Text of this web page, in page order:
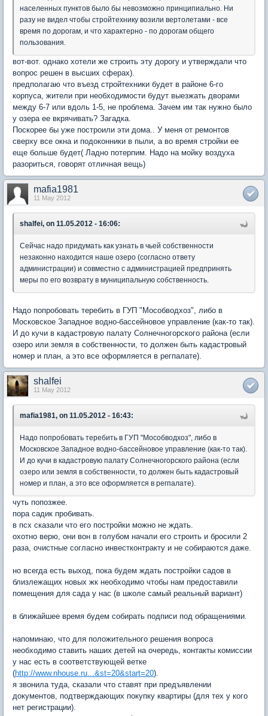
населенных пунктов было бы невозможно принципиально. Ни
разу не видел чтобы стройтехнику возили вертолетами - все
время по дорогам, и что характерно - по дорогам общего
пользования.
вот-вот. однако хотели же строить эту дорогу и утверждали что
вопрос решен в высших сферах).
предполагаю что въезд стройтехники будет в районе 6-го
корпуса, жители при необходимости будут выезжать дворами
между 6-7 или вдоль 1-5, не проблема. Зачем им так нужно было
у озера ее вкрячивать? Загадка.
Поскорее бы уже построили эти дома.. У меня от ремонтов
сверху все окна и подоконники в пыли, а во время стройки ее
еще больше будет( Ладно потерпим. Надо на мойку воздуха
разориться, говорят отличная вещь)
mafia1981
11 May 2012
shalfei, on 11.05.2012 - 16:06:
Сейчас надо придумать как узнать в чьей собственности
незаконно находится наше озеро (согласно ответу
администрации) и совместно с администрацией предпринять
меры по его возврату в муниципальную собственность.
Надо попробовать теребить в ГУП "Мособводхоз", либо в
Московское Западное водно-бассейновое управление (как-то так).
И до кучи в кадастровую палату Солнечногорского района (если
озеро или земля в собственности, то должен быть кадастровый
номер и план, а это все оформляется в регпалате).
shalfei
11 May 2012
mafia1981, on 11.05.2012 - 16:43:
Надо попробовать теребить в ГУП "Мособводхоз", либо в
Московское Западное водно-бассейновое управление (как-то так).
И до кучи в кадастровую палату Солнечногорского района (если
озеро или земля в собственности, то должен быть кадастровый
номер и план, а это все оформляется в регпалате).
чуть попозжее.
пора садик пробивать.
в псх сказали что его постройки можно не ждать.
охотно верю, они вон в голубом начали его строить и бросили 2
раза, очистные согласно инвестконтракту и не собираются даже.
но всегда есть выход, пока будем ждать постройки садов в
близлежащих новых жк необходимо чтобы нам предоставили
помещения для сада у нас (в школе самый реальный вариант)
в ближайшее время будем собирать подписи под обращениями.
напоминаю, что для положительного решения вопроса
необходимо ставить наших детей на очередь, контакты комиссии
у нас есть в соответствующей ветке
(http://www.nhouse.ru...&st=20&start=20).
я звонила туда, сказали что ставят при предъявлении
документов, подтверждающих покупку квартиры (для тех у кого
нет регистрации).